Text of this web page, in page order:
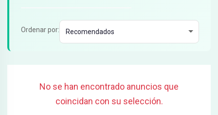
Ordenar por:
No se han encontrado anuncios que
coincidan con su selección.